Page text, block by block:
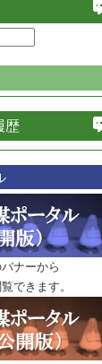
必ず含む
～
巻
マークあり
歴
ナーから
できます。